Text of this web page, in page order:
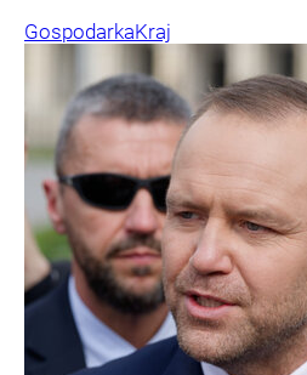
GospodarkaKraj